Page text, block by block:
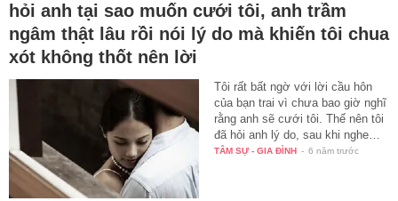
hỏi anh tại sao muốn cưới tôi, anh trầm
ngâm thật lâu rồi nói lý do mà khiến tôi chua
xót không thốt nên lời
Tôi rất bất ngờ với lời cầu hôn
của bạn trai vì chưa bao giờ nghĩ
rằng anh sẽ cưới tôi. Thế nên tôi
đã hỏi anh lý do, sau khi nghe…
TÂM SỰ - GIA ĐÌNH - 6 năm trước